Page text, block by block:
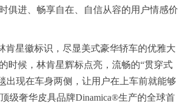
俱进、畅享自在、自信从容的用户情感价
肯星徽标识，尽显美式豪华轿车的优雅大
时候，林肯星辉标点亮，流畅的“贯穿式
出现在车身两侧，让用户在上车前就能够
级奢华皮具品牌Dinamica®生产的全球首